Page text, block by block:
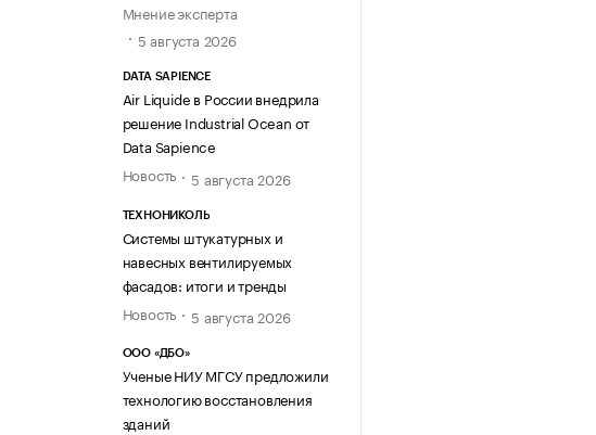
Мнение эксперта
5 августа 2026
DATA SAPIENCE
Air Liquide в России внедрила
решение Industrial Ocean от
Data Sapience
Новость
5 августа 2026
ТЕХНОНИКОЛЬ
Системы штукатурных и
навесных вентилируемых
фасадов: итоги и тренды
Новость
5 августа 2026
ООО «ДБО»
Ученые НИУ МГСУ предложили
технологию восстановления
зданий